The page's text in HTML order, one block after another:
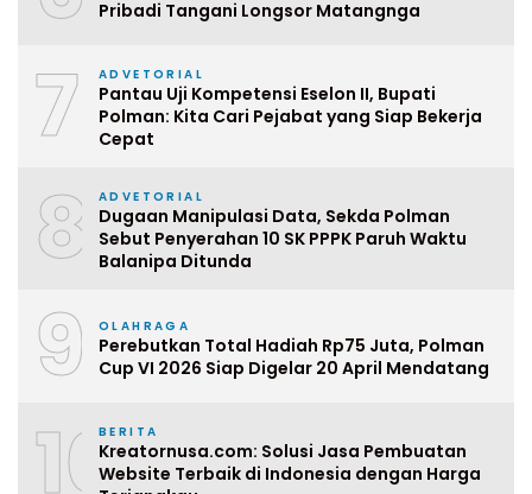
Pribadi Tangani Longsor Matangnga
7 ADVETORIAL
Pantau Uji Kompetensi Eselon II, Bupati
Polman: Kita Cari Pejabat yang Siap Bekerja
Cepat
8 ADVETORIAL
Dugaan Manipulasi Data, Sekda Polman
Sebut Penyerahan 10 SK PPPK Paruh Waktu
Balanipa Ditunda
9 OLAHRAGA
Perebutkan Total Hadiah Rp75 Juta, Polman
Cup VI 2026 Siap Digelar 20 April Mendatang
10BERITA
Kreatornusa.com: Solusi Jasa Pembuatan
Website Terbaik di Indonesia dengan Harga